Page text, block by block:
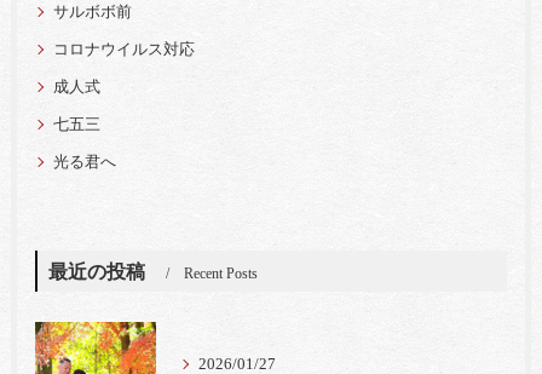
サルボボ前
コロナウイルス対応
成人式
七五三
光る君へ
最近の投稿 Recent Posts
2026/01/27